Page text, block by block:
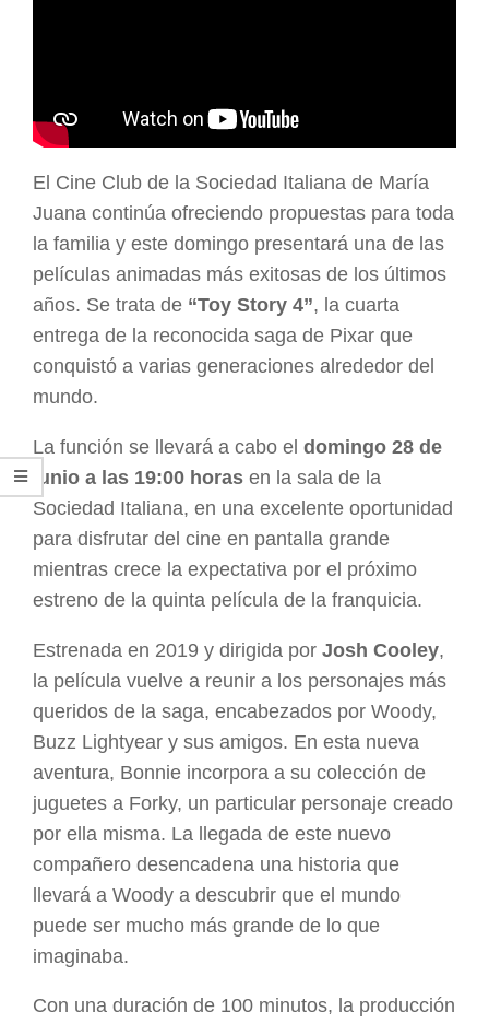
El Cine Club de la Sociedad Italiana de María
Juana continúa ofreciendo propuestas para toda
la familia y este domingo presentará una de las
películas animadas más exitosas de los últimos
años. Se trata de “Toy Story 4”, la cuarta
entrega de la reconocida saga de Pixar que
conquistó a varias generaciones alrededor del
mundo.
La función se llevará a cabo el domingo 28 de
junio a las 19:00 horas en la sala de la
Sociedad Italiana, en una excelente oportunidad
para disfrutar del cine en pantalla grande
mientras crece la expectativa por el próximo
estreno de la quinta película de la franquicia.
Estrenada en 2019 y dirigida por Josh Cooley,
la película vuelve a reunir a los personajes más
queridos de la saga, encabezados por Woody,
Buzz Lightyear y sus amigos. En esta nueva
aventura, Bonnie incorpora a su colección de
juguetes a Forky, un particular personaje creado
por ella misma. La llegada de este nuevo
compañero desencadena una historia que
llevará a Woody a descubrir que el mundo
puede ser mucho más grande de lo que
imaginaba.
Con una duración de 100 minutos, la producción